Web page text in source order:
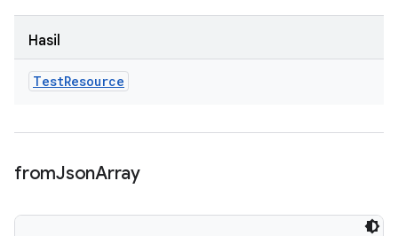
Hasil
TestResource
fromJsonArray